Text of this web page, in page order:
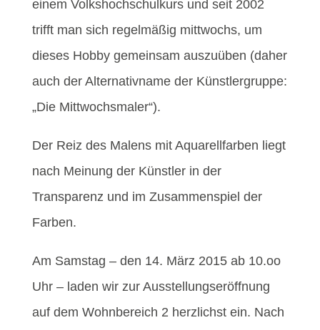
einem Volkshochschulkurs und seit 2002
trifft man sich regelmäßig mittwochs, um
dieses Hobby gemeinsam auszuüben (daher
auch der Alternativname der Künstlergruppe:
„Die Mittwochsmaler“).
Der Reiz des Malens mit Aquarellfarben liegt
nach Meinung der Künstler in der
Transparenz und im Zusammenspiel der
Farben.
Am Samstag – den 14. März 2015 ab 10.oo
Uhr – laden wir zur Ausstellungseröffnung
auf dem Wohnbereich 2 herzlichst ein. Nach